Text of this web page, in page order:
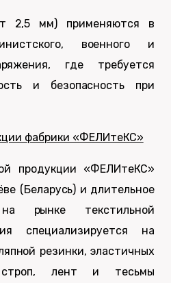
2,5 мм) применяются в
военного и
где требуется
и безопасность при
фабрики «ФЕЛИтеКС»
продукции «ФЕЛИтеКС»
(Беларусь) и длительное
рынке текстильной
специализируется на
резинки, эластичных
строп, лент и тесьмы